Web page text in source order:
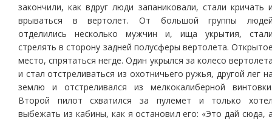
закончили, как вдруг люди запаниковали, стали кричать
врываться в вертолет. От большой группы
отделились несколько мужчин и, ища укрытия,
стрелять в сторону задней полусферы вертолета.
место, спрятаться негде. Один укрылся за колесо
и стал отстреливаться из охотничьего ружья, другой лег
землю и отстреливался из мелкокалиберной
Второй пилот схватился за пулемет и только
выбежать из кабины, как я остановил его: «Это дай сюда,